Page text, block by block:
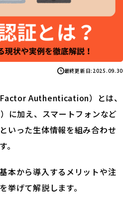
最終更新日: 2025.09.30
Authentication）とは、
に加え、スマートフォンなど
いった生体情報を組み合わせ
。
本から導入するメリットや注
挙げて解説します。